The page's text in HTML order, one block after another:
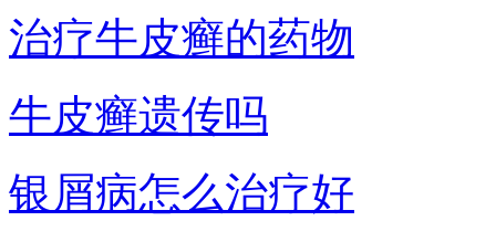
治疗牛皮癣的药物
牛皮癣遗传吗
银屑病怎么治疗好